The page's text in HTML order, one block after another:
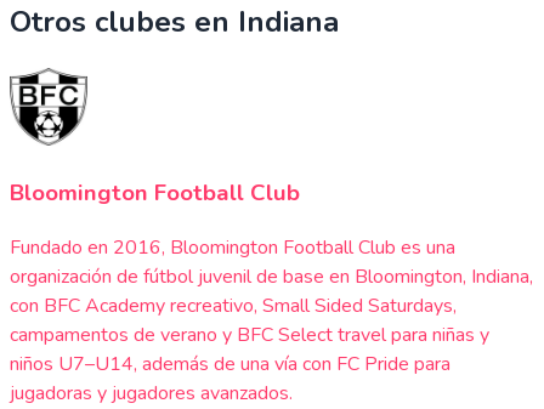
Otros clubes en Indiana
Bloomington Football Club
Fundado en 2016, Bloomington Football Club es una
organización de fútbol juvenil de base en Bloomington, Indiana,
con BFC Academy recreativo, Small Sided Saturdays,
campamentos de verano y BFC Select travel para niñas y
niños U7–U14, además de una vía con FC Pride para
jugadoras y jugadores avanzados.